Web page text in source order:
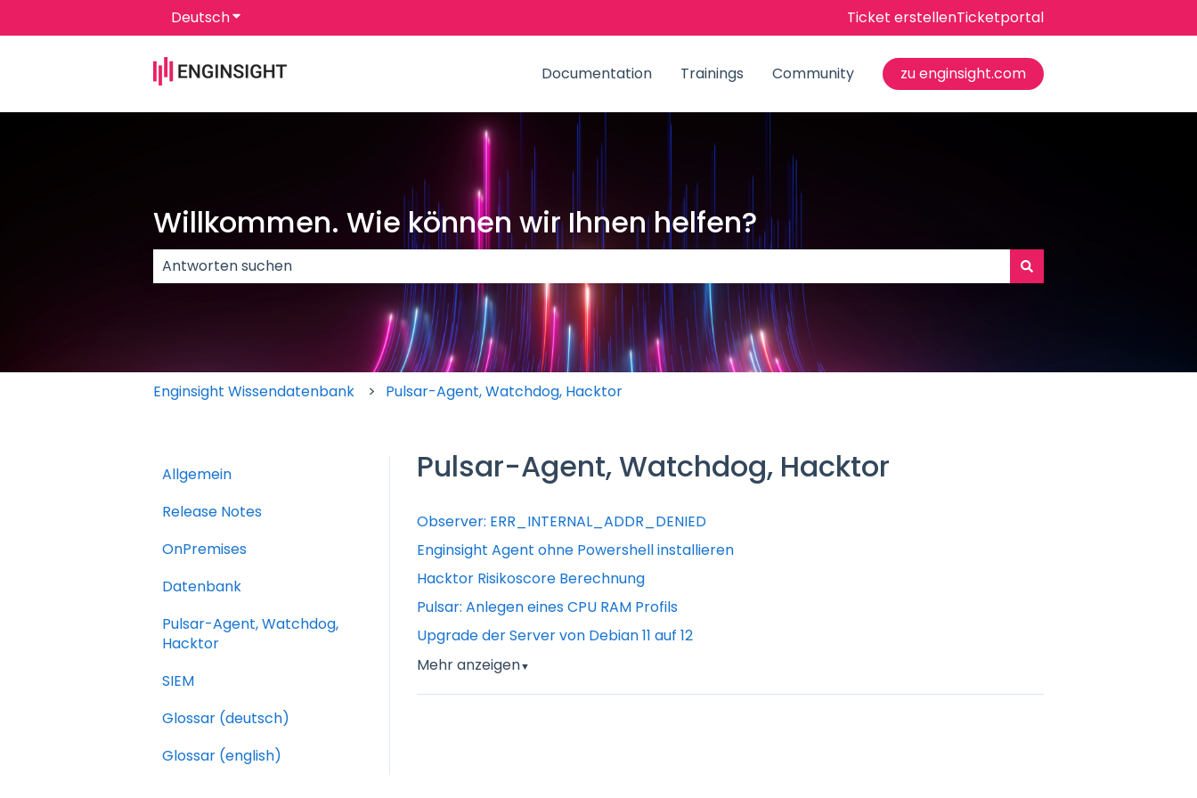
DeutschUntermenü für Übersetzungen anzeigen Ticket erstellenTicketportal
Documentation Trainings Community zu enginsight.com
Willkommen. Wie können wir Ihnen helfen?
Es gibt keine Vorschläge, da das Suchfeld leer ist.
Enginsight Wissendatenbank Pulsar-Agent, Watchdog, Hacktor
Pulsar-Agent, Watchdog, Hacktor
Observer: ERR_INTERNAL_ADDR_DENIED
Enginsight Agent ohne Powershell installieren
Hacktor Risikoscore Berechnung
Pulsar: Anlegen eines CPU RAM Profils
Upgrade der Server von Debian 11 auf 12
Mehr anzeigen▼
Allgemein
Release Notes
OnPremises
Datenbank
Pulsar-Agent, Watchdog,
Hacktor
SIEM
Glossar (deutsch)
Glossar (english)